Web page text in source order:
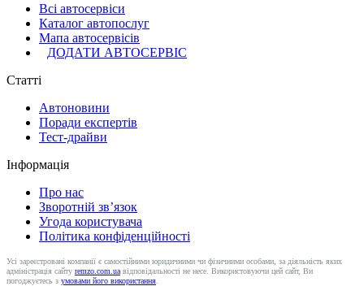
Всі автосервіси
Каталог автопослуг
Мапа автосервісів
ДОДАТИ АВТОСЕРВІС
Статті
Автоновини
Поради експертів
Тест-драйви
Інформація
Про нас
Зворотній зв’язок
Угода користувача
Політика конфіденційності
Усі зареєстровані компанії є самостійними юридичними чи фізичними особами, за діяльність яких
адміністрація сайту remzo.com.ua відповідальності не несе. Використовуючи цей сайт, Ви
погоджуєтесь з умовами його використання